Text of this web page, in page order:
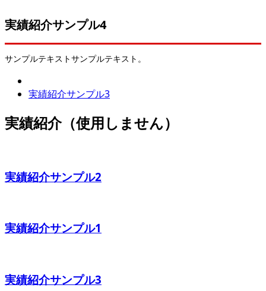
実績紹介サンプル4
サンプルテキストサンプルテキスト。
実績紹介サンプル3
実績紹介（使用しません）
実績紹介サンプル2
実績紹介サンプル1
実績紹介サンプル3